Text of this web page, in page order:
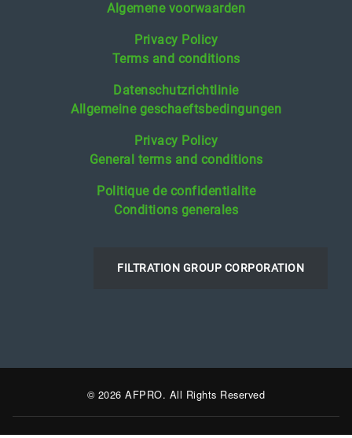
Algemene voorwaarden
Privacy Policy
Terms and conditions
Datenschutzrichtlinie
Allgemeine geschaeftsbedingungen
Privacy Policy
General terms and conditions
Politique de confidentialite
Conditions generales
FILTRATION GROUP CORPORATION
© 2026 AFPRO. All Rights Reserved